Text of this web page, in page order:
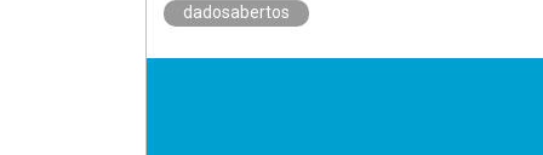
dadosabertos